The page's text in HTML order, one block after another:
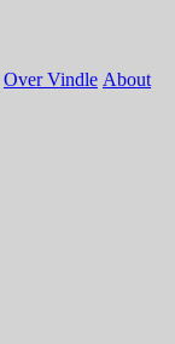
Over Vindle About